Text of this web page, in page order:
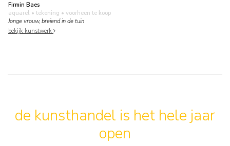
Firmin Baes
aquarel • tekening • voorheen te koop
Jonge vrouw, breiend in de tuin
bekijk kunstwerk
de kunsthandel is het hele jaar
open